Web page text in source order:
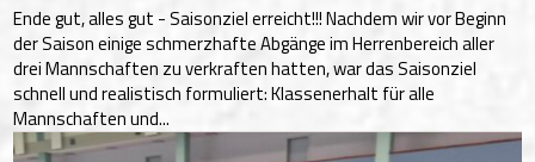
Ende gut, alles gut - Saisonziel erreicht!!! Nachdem wir vor Beginn
der Saison einige schmerzhafte Abgänge im Herrenbereich aller
drei Mannschaften zu verkraften hatten, war das Saisonziel
schnell und realistisch formuliert: Klassenerhalt für alle
Mannschaften und...